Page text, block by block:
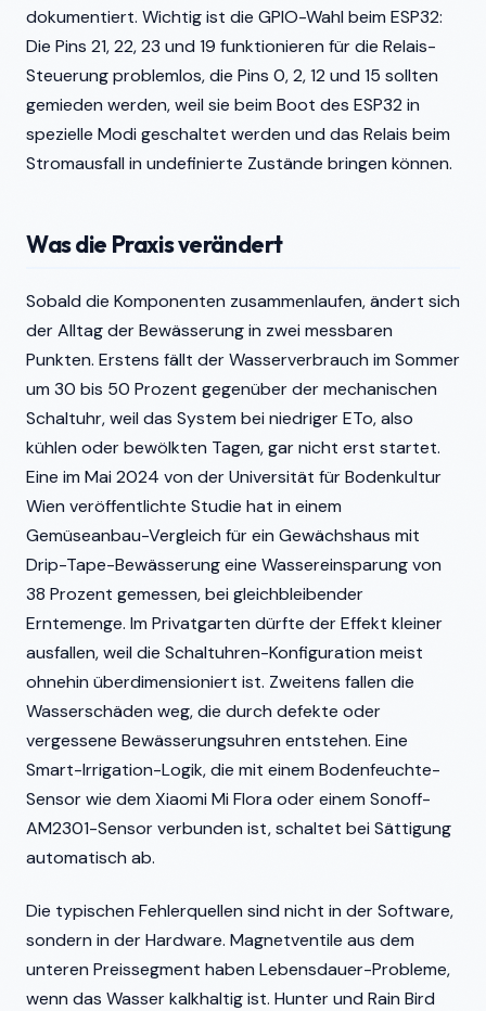
dokumentiert. Wichtig ist die GPIO-Wahl beim ESP32:
Die Pins 21, 22, 23 und 19 funktionieren für die Relais-
Steuerung problemlos, die Pins 0, 2, 12 und 15 sollten
gemieden werden, weil sie beim Boot des ESP32 in
spezielle Modi geschaltet werden und das Relais beim
Stromausfall in undefinierte Zustände bringen können.
Was die Praxis verändert
Sobald die Komponenten zusammenlaufen, ändert sich
der Alltag der Bewässerung in zwei messbaren
Punkten. Erstens fällt der Wasserverbrauch im Sommer
um 30 bis 50 Prozent gegenüber der mechanischen
Schaltuhr, weil das System bei niedriger ETo, also
kühlen oder bewölkten Tagen, gar nicht erst startet.
Eine im Mai 2024 von der Universität für Bodenkultur
Wien veröffentlichte Studie hat in einem
Gemüseanbau-Vergleich für ein Gewächshaus mit
Drip-Tape-Bewässerung eine Wassereinsparung von
38 Prozent gemessen, bei gleichbleibender
Erntemenge. Im Privatgarten dürfte der Effekt kleiner
ausfallen, weil die Schaltuhren-Konfiguration meist
ohnehin überdimensioniert ist. Zweitens fallen die
Wasserschäden weg, die durch defekte oder
vergessene Bewässerungsuhren entstehen. Eine
Smart-Irrigation-Logik, die mit einem Bodenfeuchte-
Sensor wie dem Xiaomi Mi Flora oder einem Sonoff-
AM2301-Sensor verbunden ist, schaltet bei Sättigung
automatisch ab.
Die typischen Fehlerquellen sind nicht in der Software,
sondern in der Hardware. Magnetventile aus dem
unteren Preissegment haben Lebensdauer-Probleme,
wenn das Wasser kalkhaltig ist. Hunter und Rain Bird